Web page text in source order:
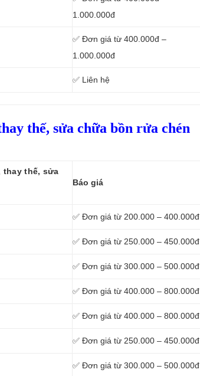
1.000.000đ
✅ Đơn giá từ 400.000đ –
1.000.000đ
✅ Liên hệ
thế, sửa chữa bồn rửa chén
thay thế, sửa
Báo giá
✅ Đơn giá từ 200.000 – 400.000đ
✅ Đơn giá từ 250.000 – 450.000đ
✅ Đơn giá từ 300.000 – 500.000đ
✅ Đơn giá từ 400.000 – 800.000đ
✅ Đơn giá từ 400.000 – 800.000đ
✅ Đơn giá từ 250.000 – 450.000đ
✅ Đơn giá từ 300.000 – 500.000đ